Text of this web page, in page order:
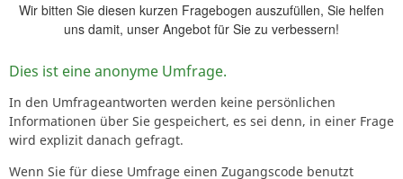
Wir bitten Sie diesen kurzen Fragebogen auszufüllen, Sie helfen
uns damit, unser Angebot für Sie zu verbessern!
Dies ist eine anonyme Umfrage.
In den Umfrageantworten werden keine persönlichen
Informationen über Sie gespeichert, es sei denn, in einer Frage
wird explizit danach gefragt.
Wenn Sie für diese Umfrage einen Zugangscode benutzt